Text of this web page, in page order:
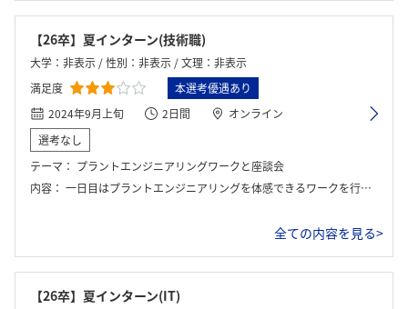
【26卒】夏インターン(技術職)
大学：非表示 / 性別：非表示 / 文理：非表示
満足度
本選考優遇あり
2024年9月上旬
2日間
オンライン
選考なし
テーマ： プラントエンジニアリングワークと座談会
内容： 一日目はプラントエンジニアリングを体感できるワークを行い、二日目は座談会であった。 六人ぐらいの班員で協力しながらワークをしたが、職員さんが回ることもなく、班員のモチベーションは低かった。
全ての内容を見る>
【26卒】夏インターン(IT)